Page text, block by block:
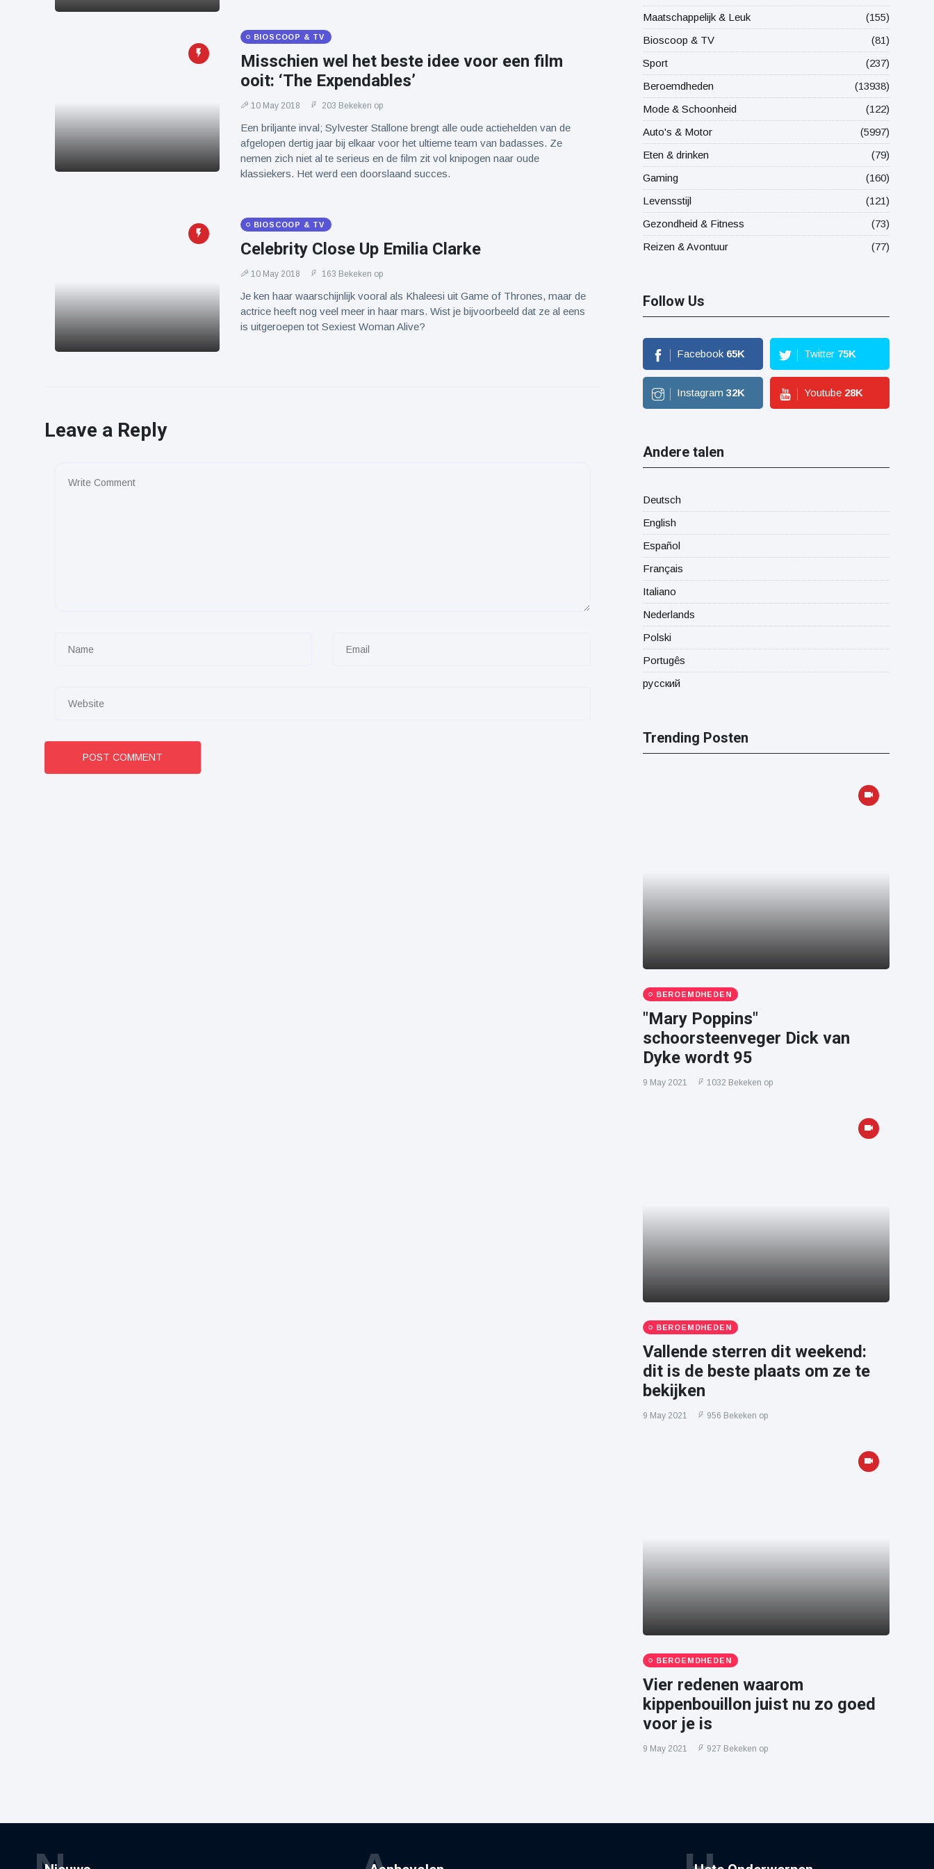
BIOSCOOP & TV
Misschien wel het beste idee voor een film
ooit: ‘The Expendables’
10 May 2018 203 Bekeken op
Een briljante inval; Sylvester Stallone brengt alle oude actiehelden van de
afgelopen dertig jaar bij elkaar voor het ultieme team van badasses. Ze
nemen zich niet al te serieus en de film zit vol knipogen naar oude
klassiekers. Het werd een doorslaand succes.
BIOSCOOP & TV
Celebrity Close Up Emilia Clarke
10 May 2018 163 Bekeken op
Je ken haar waarschijnlijk vooral als Khaleesi uit Game of Thrones, maar de
actrice heeft nog veel meer in haar mars. Wist je bijvoorbeeld dat ze al eens
is uitgeroepen tot Sexiest Woman Alive?
Leave a Reply
POST COMMENT
Maatschappelijk & Leuk
(155)
Bioscoop & TV
(81)
Sport
(237)
Beroemdheden
(13938)
Mode & Schoonheid
(122)
Auto's & Motor
(5997)
Eten & drinken
(79)
Gaming
(160)
Levensstijl
(121)
Gezondheid & Fitness
(73)
Reizen & Avontuur
(77)
Follow Us
Facebook 65K Twitter 75K
Instagram 32K Youtube 28K
Andere talen
Deutsch
English
Español
Français
Italiano
Nederlands
Polski
Portugês
русский
Trending Posten
BEROEMDHEDEN
"Mary Poppins"
schoorsteenveger Dick van
Dyke wordt 95
9 May 2021 1032 Bekeken op
BEROEMDHEDEN
Vallende sterren dit weekend:
dit is de beste plaats om ze te
bekijken
9 May 2021 956 Bekeken op
BEROEMDHEDEN
Vier redenen waarom
kippenbouillon juist nu zo goed
voor je is
9 May 2021 927 Bekeken op